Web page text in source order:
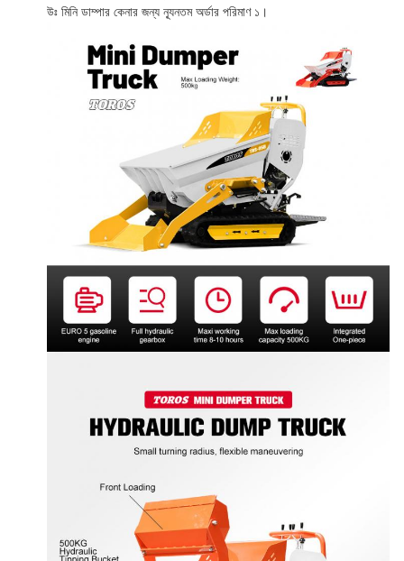
উঃ মিনি ডাম্পার কেনার জন্য ন্যূনতম অর্ডার পরিমাণ ১।